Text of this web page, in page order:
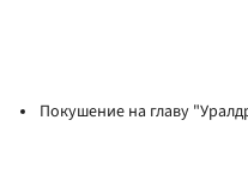
Покушение на главу